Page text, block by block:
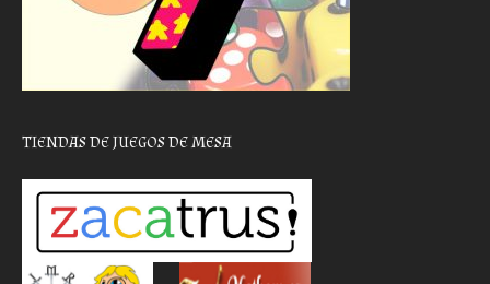
TIENDAS DE JUEGOS DE MESA